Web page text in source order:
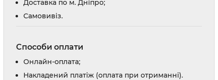
Доставка по м. Дніпро;
Cамовивіз.
Способи оплати
Онлайн-оплата;
Накладений платіж (оплата при отриманні).